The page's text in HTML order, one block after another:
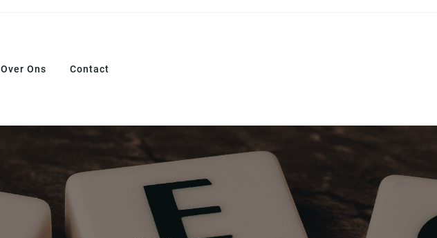
Over Ons Contact